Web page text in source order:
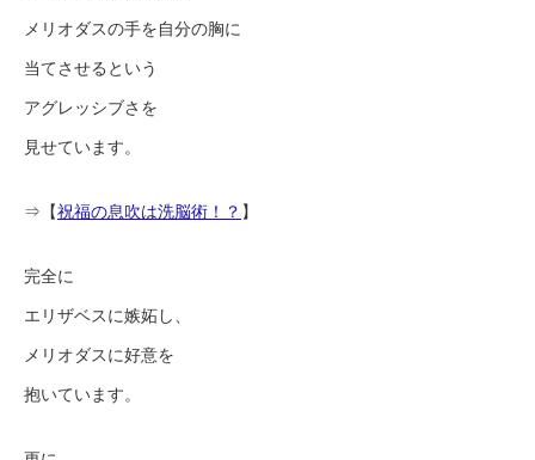
メリオダスの手を自分の胸に
当てさせるという
アグレッシブさを
見せています。
⇒【祝福の息吹は洗脳術！？ 】
完全に
エリザベスに嫉妬し、
メリオダスに好意を
抱いています。